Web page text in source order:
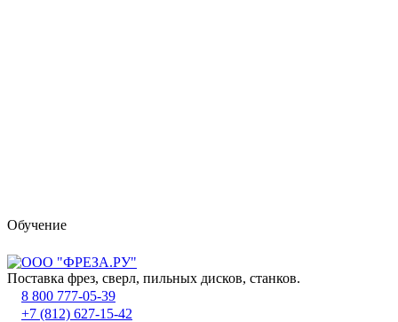
Обучение
Поставка фрез, сверл, пильных дисков, станков.
8 800 777-05-39
+7 (812) 627-15-42